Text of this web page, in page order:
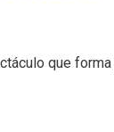
que